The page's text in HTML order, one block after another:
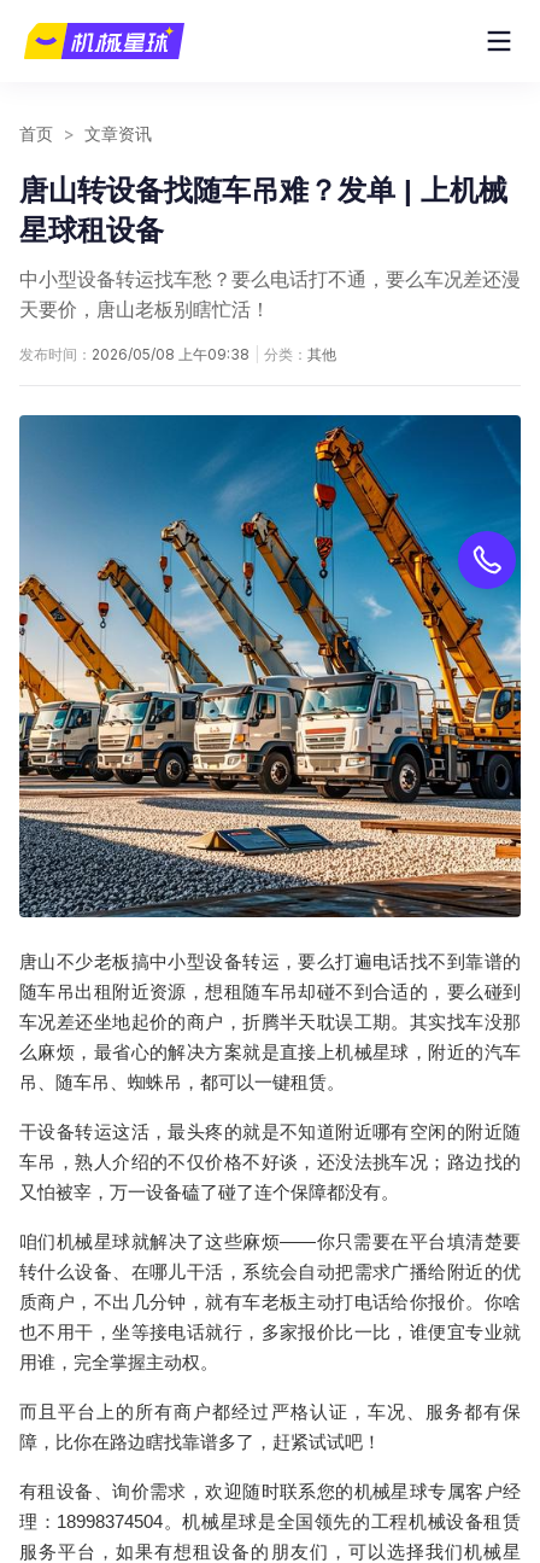
首页 > 文章资讯
唐山转设备找随车吊难？发单 | 上机械
星球租设备
中小型设备转运找车愁？要么电话打不通，要么车况差还漫
天要价，唐山老板别瞎忙活！
发布时间： 2026/05/08 上午09:38 分类： 其他
唐山不少老板搞中小型设备转运，要么打遍电话找不到靠谱的
随车吊出租附近资源，想租随车吊却碰不到合适的，要么碰到
车况差还坐地起价的商户，折腾半天耽误工期。其实找车没那
么麻烦，最省心的解决方案就是直接上机械星球，附近的汽车
吊、随车吊、蜘蛛吊，都可以一键租赁。
干设备转运这活，最头疼的就是不知道附近哪有空闲的附近随
车吊，熟人介绍的不仅价格不好谈，还没法挑车况；路边找的
又怕被宰，万一设备磕了碰了连个保障都没有。
咱们机械星球就解决了这些麻烦——你只需要在平台填清楚要
转什么设备、在哪儿干活，系统会自动把需求广播给附近的优
质商户，不出几分钟，就有车老板主动打电话给你报价。你啥
也不用干，坐等接电话就行，多家报价比一比，谁便宜专业就
用谁，完全掌握主动权。
而且平台上的所有商户都经过严格认证，车况、服务都有保
障，比你在路边瞎找靠谱多了，赶紧试试吧！
有租设备、询价需求，欢迎随时联系您的机械星球专属客户经
理：18998374504。机械星球是全国领先的工程机械设备租赁
服务平台，如果有想租设备的朋友们，可以选择我们机械星